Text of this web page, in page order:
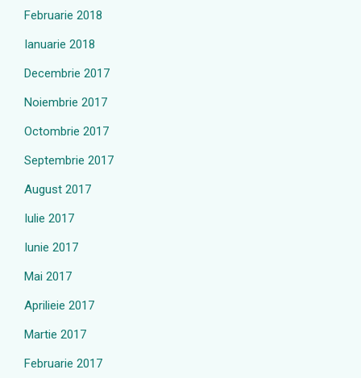
Februarie 2018
Ianuarie 2018
Decembrie 2017
Noiembrie 2017
Octombrie 2017
Septembrie 2017
August 2017
Iulie 2017
Iunie 2017
Mai 2017
Aprilieie 2017
Martie 2017
Februarie 2017